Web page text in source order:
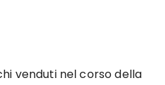
venduti nel corso della